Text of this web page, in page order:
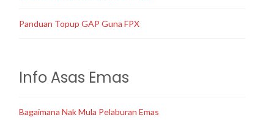
Panduan Topup GAP Guna FPX
Info Asas Emas
Bagaimana Nak Mula Pelaburan Emas